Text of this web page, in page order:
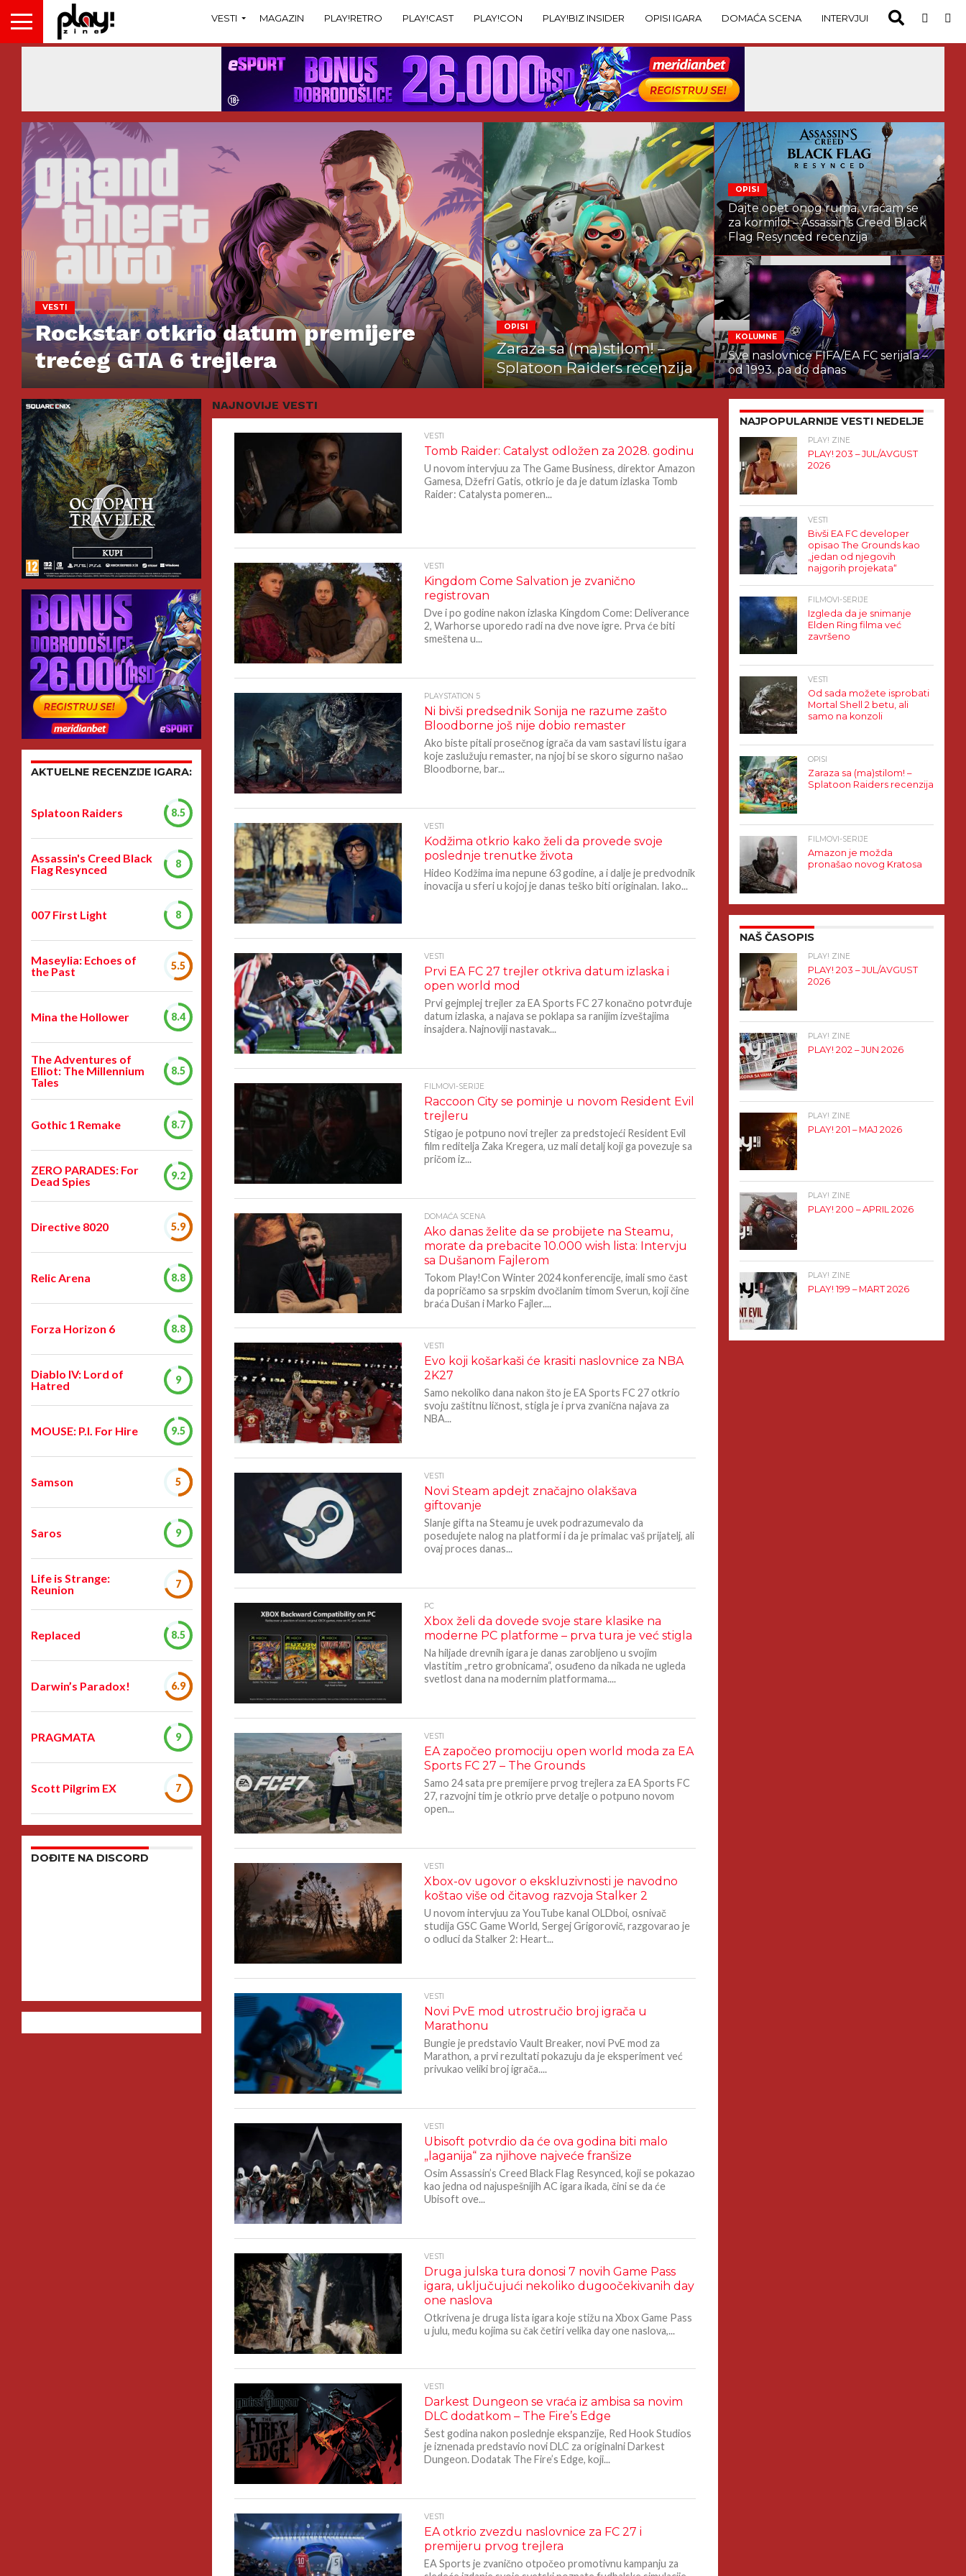
VESTI MAGAZIN PLAY!RETRO PLAY!CAST PLAY!CON PLAY!BIZ INSIDER OPISI IGARA DOMAĆA SCENA INTERVJUI GADGETS
VESTI
Rockstar otkrio datum premijere
trećeg GTA 6 trejlera
OPISI
Zaraza sa (ma)stilom! –
Splatoon Raiders recenzija
OPISI
Dajte opet onog ruma, vraćam se
za kormilo! – Assassin’s Creed Black
Flag Resynced recenzija
KOLUMNE
Sve naslovnice FIFA/EA FC serijala –
od 1993. pa do danas
NAJNOVIJE VESTI
VESTI
Tomb Raider: Catalyst odložen za 2028. godinu
U novom intervjuu za The Game Business, direktor Amazon
Gamesa, Džefri Gatis, otkrio je da je datum izlaska Tomb
Raider: Catalysta pomeren...
VESTI
Kingdom Come Salvation je zvanično
registrovan
Dve i po godine nakon izlaska Kingdom Come: Deliverance
2, Warhorse uporedo radi na dve nove igre. Prva će biti
smeštena u...
PLAYSTATION 5
Ni bivši predsednik Sonija ne razume zašto
Bloodborne još nije dobio remaster
Ako biste pitali prosečnog igrača da vam sastavi listu igara
koje zaslužuju remaster, na njoj bi se skoro sigurno našao
Bloodborne, bar...
VESTI
Kodžima otkrio kako želi da provede svoje
poslednje trenutke života
Hideo Kodžima ima nepune 63 godine, a i dalje je predvodnik
inovacija u sferi u kojoj je danas teško biti originalan. Iako...
VESTI
Prvi EA FC 27 trejler otkriva datum izlaska i
open world mod
Prvi gejmplej trejler za EA Sports FC 27 konačno potvrđuje
datum izlaska, a najava se poklapa sa ranijim izveštajima
insajdera. Najnoviji nastavak...
FILMOVI-SERIJE
Raccoon City se pominje u novom Resident Evil
trejleru
Stigao je potpuno novi trejler za predstojeći Resident Evil
film reditelja Zaka Kregera, uz mali detalj koji ga povezuje sa
pričom iz...
DOMAĆA SCENA
Ako danas želite da se probijete na Steamu,
morate da prebacite 10.000 wish lista: Intervju
sa Dušanom Fajlerom
Tokom Play!Con Winter 2024 konferencije, imali smo čast
da popričamo sa srpskim dvočlanim timom Sverun, koji čine
braća Dušan i Marko Fajler....
VESTI
Evo koji košarkaši će krasiti naslovnice za NBA
2K27
Samo nekoliko dana nakon što je EA Sports FC 27 otkrio
svoju zaštitnu ličnost, stigla je i prva zvanična najava za
NBA...
VESTI
Novi Steam apdejt značajno olakšava
giftovanje
Slanje gifta na Steamu je uvek podrazumevalo da
posedujete nalog na platformi i da je primalac vaš prijatelj, ali
ovaj proces danas...
PC
Xbox želi da dovede svoje stare klasike na
moderne PC platforme – prva tura je već stigla
Na hiljade drevnih igara je danas zarobljeno u svojim
vlastitim „retro grobnicama“, osuđeno da nikada ne ugleda
svetlost dana na modernim platformama....
VESTI
EA započeo promociju open world moda za EA
Sports FC 27 – The Grounds
Samo 24 sata pre premijere prvog trejlera za EA Sports FC
27, razvojni tim je otkrio prve detalje o potpuno novom
open...
VESTI
Xbox-ov ugovor o ekskluzivnosti je navodno
koštao više od čitavog razvoja Stalker 2
U novom intervjuu za YouTube kanal OLDboi, osnivač
studija GSC Game World, Sergej Grigorovič, razgovarao je
o odluci da Stalker 2: Heart...
VESTI
Novi PvE mod utrostručio broj igrača u
Marathonu
Bungie je predstavio Vault Breaker, novi PvE mod za
Marathon, a prvi rezultati pokazuju da je eksperiment već
privukao veliki broj igrača....
VESTI
Ubisoft potvrdio da će ova godina biti malo
„laganija“ za njihove najveće franšize
Osim Assassin’s Creed Black Flag Resynced, koji se pokazao
kao jedna od najuspešnijih AC igara ikada, čini se da će
Ubisoft ove...
VESTI
Druga julska tura donosi 7 novih Game Pass
igara, uključujući nekoliko dugoočekivanih day
one naslova
Otkrivena je druga lista igara koje stižu na Xbox Game Pass
u julu, među kojima su čak četiri velika day one naslova,...
VESTI
Darkest Dungeon se vraća iz ambisa sa novim
DLC dodatkom – The Fire’s Edge
Šest godina nakon poslednje ekspanzije, Red Hook Studios
je iznenada predstavio novi DLC za originalni Darkest
Dungeon. Dodatak The Fire’s Edge, koji...
VESTI
EA otkrio zvezdu naslovnice za FC 27 i
premijeru prvog trejlera
EA Sports je zvanično otpočeo promotivnu kampanju za
AKTUELNE RECENZIJE IGARA:
Splatoon Raiders 8.5
Assassin's Creed Black
Flag Resynced
8
007 First Light 8
Maseylia: Echoes of
the Past
5.5
Mina the Hollower 8.4
The Adventures of
Elliot: The Millennium
Tales
8.5
Gothic 1 Remake 8.7
ZERO PARADES: For
Dead Spies
9.2
Directive 8020 5.9
Relic Arena 8.8
Forza Horizon 6 8.8
Diablo IV: Lord of
Hatred
9
MOUSE: P.I. For Hire 9.5
Samson 5
Saros 9
Life is Strange:
Reunion
7
Replaced 8.5
Darwin’s Paradox! 6.9
PRAGMATA 9
Scott Pilgrim EX 7
DOĐITE NA DISCORD
NAJPOPULARNIJE VESTI NEDELJE
PLAY! ZINE
PLAY! 203 – JUL/AVGUST
2026
VESTI
Bivši EA FC developer
opisao The Grounds kao
„jedan od njegovih
najgorih projekata“
FILMOVI-SERIJE
Izgleda da je snimanje
Elden Ring filma već
završeno
VESTI
Od sada možete isprobati
Mortal Shell 2 betu, ali
samo na konzoli
OPISI
Zaraza sa (ma)stilom! –
Splatoon Raiders recenzija
FILMOVI-SERIJE
Amazon je možda
pronašao novog Kratosa
NAŠ ČASOPIS
PLAY! ZINE
PLAY! 203 – JUL/AVGUST
2026
PLAY! ZINE
PLAY! 202 – JUN 2026
PLAY! ZINE
PLAY! 201 – MAJ 2026
PLAY! ZINE
PLAY! 200 – APRIL 2026
PLAY! ZINE
PLAY! 199 – MART 2026